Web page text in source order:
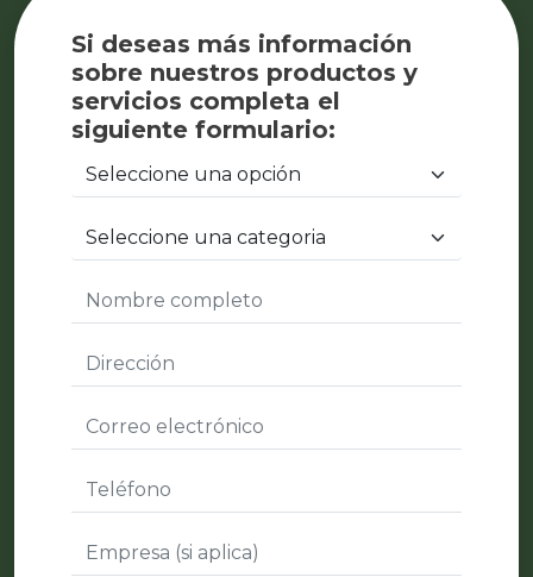
Si deseas más información
sobre nuestros productos y
servicios completa el
siguiente formulario: